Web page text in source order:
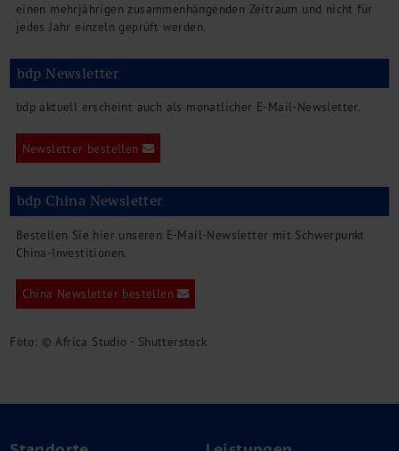
einen mehrjährigen zusammenhängenden Zeitraum und nicht für
jedes Jahr einzeln geprüft werden.
bdp Newsletter
bdp aktuell erscheint auch als monatlicher E-Mail-Newsletter.
Newsletter bestellen
bdp China Newsletter
Bestellen Sie hier unseren E-Mail-Newsletter mit Schwerpunkt
China-Investitionen.
China Newsletter bestellen
Foto: © Africa Studio - Shutterstock